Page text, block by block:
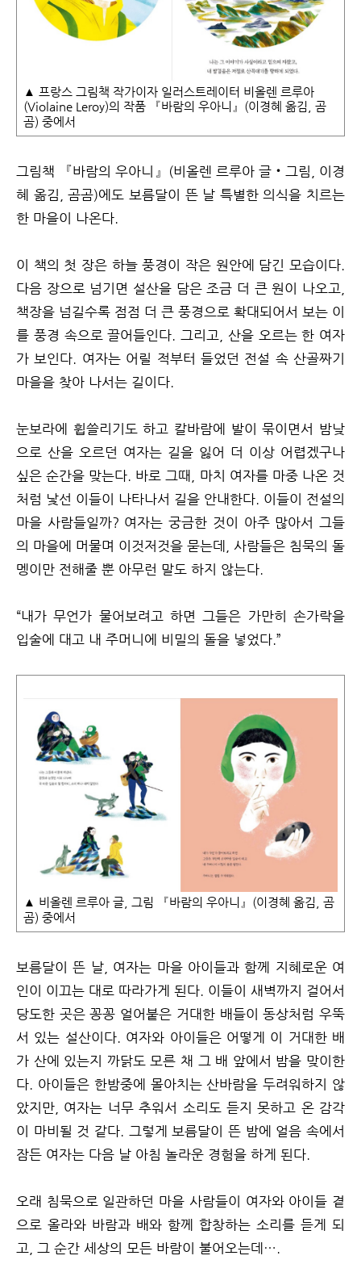
▲ 프랑스 그림책 작가이자 일러스트레이터 비올렌 르루아
(Violaine Leroy)의 작품 『바람의 우아니』(이경혜 옮김, 곰
곰) 중에서
그림책 『바람의 우아니』(비올렌 르루아 글‧그림, 이경
혜 옮김, 곰곰)에도 보름달이 뜬 날 특별한 의식을 치르는
한 마을이 나온다.
이 책의 첫 장은 하늘 풍경이 작은 원안에 담긴 모습이다.
다음 장으로 넘기면 설산을 담은 조금 더 큰 원이 나오고,
책장을 넘길수록 점점 더 큰 풍경으로 확대되어서 보는 이
를 풍경 속으로 끌어들인다. 그리고, 산을 오르는 한 여자
가 보인다. 여자는 어릴 적부터 들었던 전설 속 산골짜기
마을을 찾아 나서는 길이다.
눈보라에 휩쓸리기도 하고 칼바람에 발이 묶이면서 밤낮
으로 산을 오르던 여자는 길을 잃어 더 이상 어렵겠구나
싶은 순간을 맞는다. 바로 그때, 마치 여자를 마중 나온 것
처럼 낯선 이들이 나타나서 길을 안내한다. 이들이 전설의
마을 사람들일까? 여자는 궁금한 것이 아주 많아서 그들
의 마을에 머물며 이것저것을 묻는데, 사람들은 침묵의 돌
멩이만 전해줄 뿐 아무런 말도 하지 않는다.
“내가 무언가 물어보려고 하면 그들은 가만히 손가락을
입술에 대고 내 주머니에 비밀의 돌을 넣었다.”
▲ 비올렌 르루아 글, 그림 『바람의 우아니』(이경혜 옮김, 곰
곰) 중에서
보름달이 뜬 날, 여자는 마을 아이들과 함께 지혜로운 여
인이 이끄는 대로 따라가게 된다. 이들이 새벽까지 걸어서
당도한 곳은 꽁꽁 얼어붙은 거대한 배들이 동상처럼 우뚝
서 있는 설산이다. 여자와 아이들은 어떻게 이 거대한 배
가 산에 있는지 까닭도 모른 채 그 배 앞에서 밤을 맞이한
다. 아이들은 한밤중에 몰아치는 산바람을 두려워하지 않
았지만, 여자는 너무 추워서 소리도 듣지 못하고 온 감각
이 마비될 것 같다. 그렇게 보름달이 뜬 밤에 얼음 속에서
잠든 여자는 다음 날 아침 놀라운 경험을 하게 된다.
오래 침묵으로 일관하던 마을 사람들이 여자와 아이들 곁
으로 올라와 바람과 배와 함께 합창하는 소리를 듣게 되
고, 그 순간 세상의 모든 바람이 불어오는데….